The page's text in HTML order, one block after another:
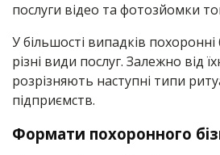
послуги відео та фотозйомки
У більшості випадків
різні види послуг. Залежно від
розрізняють наступні типи
підприємств.
Формати похоронного